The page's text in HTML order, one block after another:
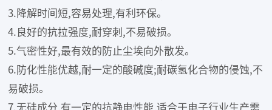
3.降解时间短,容易处理,有利环保。
4.良好的抗拉强度,耐穿刺,不易破损。
5.气密性好,最有效的防止尘埃向外散发。
6.防化性能优越,耐一定的酸碱度;耐碳氢化合物的侵蚀,不
易破损。
7.无硅成分,有一定的抗静电性能,适合于电子行业生产需